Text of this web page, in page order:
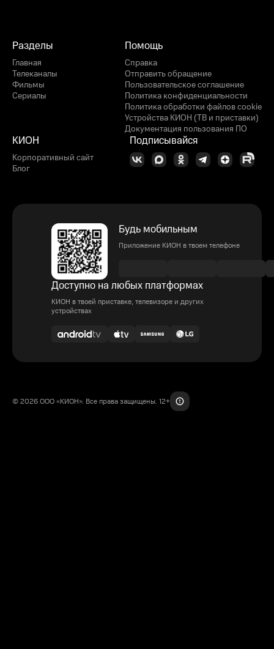
Разделы
Главная
Телеканалы
Фильмы
Сериалы
Помощь
Справка
Отправить обращение
Пользовательское соглашение
Политика конфиденциальности
Политика обработки файлов cookie
Устройства КИОН (ТВ и приставки)
Документация пользования ПО
КИОН
Корпоративный сайт
Блог
Подписывайся
Будь мобильным
Приложение КИОН в твоем телефоне
Доступно на любых платформах
КИОН в твоей приставке, телевизоре и других
устройствах
© 2026 ООО «КИОН». Все права защищены. 12+